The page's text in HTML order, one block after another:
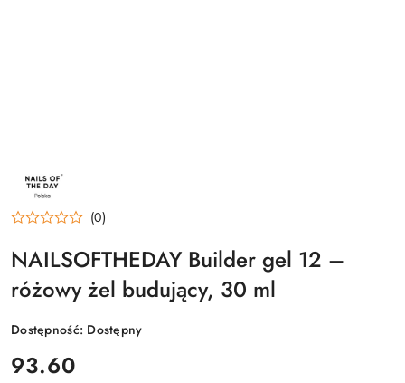
NAZWA
PRODUCENTA:
(0)
NAILSOFTHEDAY Builder gel 12 –
różowy żel budujący, 30 ml
Dostępność: Dostępny
cena:
93.60